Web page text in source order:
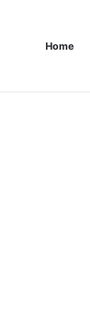
Home